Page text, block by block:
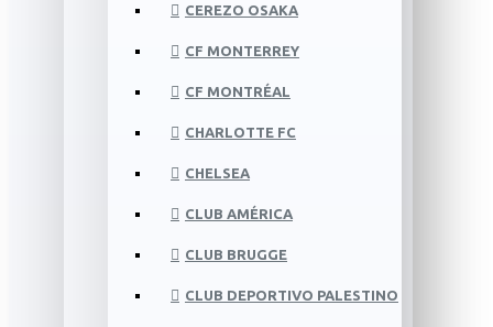
CEREZO OSAKA
CF MONTERREY
CF MONTRÉAL
CHARLOTTE FC
CHELSEA
CLUB AMÉRICA
CLUB BRUGGE
CLUB DEPORTIVO PALESTINO